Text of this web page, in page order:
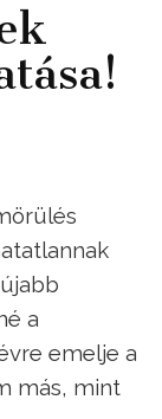
a
emelje a
más, mint